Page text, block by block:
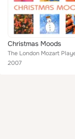
Christmas Moods
2007